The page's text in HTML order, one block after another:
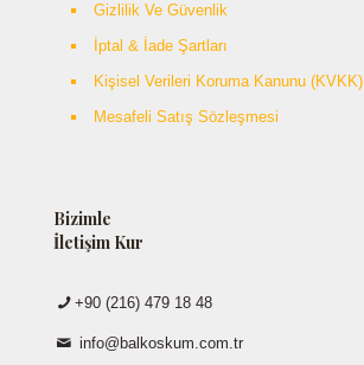
Gizlilik Ve Güvenlik
İptal & İade Şartları
Kişisel Verileri Koruma Kanunu (KVKK)
Mesafeli Satış Sözleşmesi
Bizimle
İletişim Kur
+90 (216) 479 18 48
info@balkoskum.com.tr